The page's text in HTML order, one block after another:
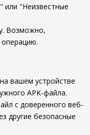
или "Неизвестные
Возможно,
вашем устройстве
APK-файла.
с доверенного веб-
другие безопасные